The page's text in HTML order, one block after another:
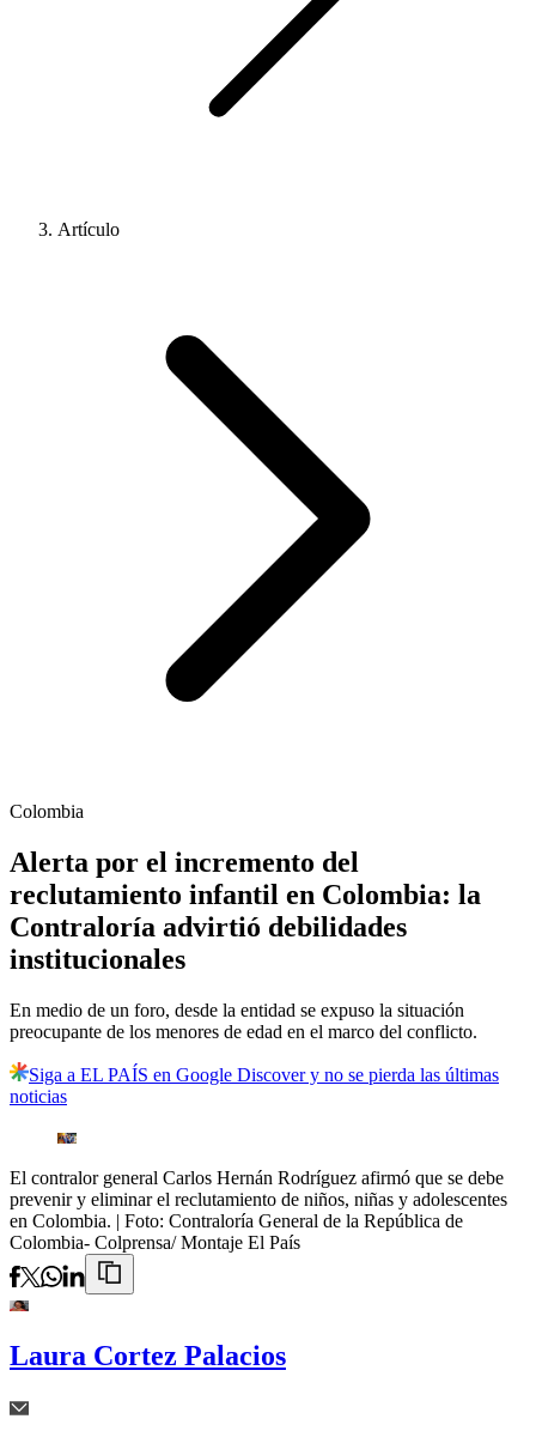
Artículo
Colombia
Alerta por el incremento del
reclutamiento infantil en Colombia: la
Contraloría advirtió debilidades
institucionales
En medio de un foro, desde la entidad se expuso la situación
preocupante de los menores de edad en el marco del conflicto.
Siga a EL PAÍS en Google Discover y no se pierda las últimas
noticias
El contralor general Carlos Hernán Rodríguez afirmó que se debe
prevenir y eliminar el reclutamiento de niños, niñas y adolescentes
en Colombia. | Foto: Contraloría General de la República de
Colombia- Colprensa/ Montaje El País
Laura Cortez Palacios